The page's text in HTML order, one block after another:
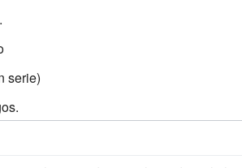
serie)